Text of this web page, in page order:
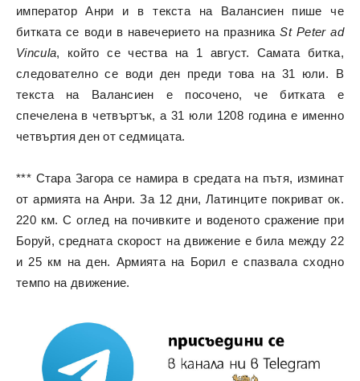
император Анри и в текста на Валансиен пише че
битката се води в навечерието на празникаSt Peter ad
Vincula, който се чества на 1 август. Самата битка,
следователно се води ден преди това на 31 юли. В
текста на Валансиен е посочено, че битката е
спечелена в четвъртък, а 31 юли 1208 година е именно
четвъртия ден от седмицата.
*** Стара Загора се намира в средата на пътя, изминат
от армията на Анри. За 12 дни, Латинците покриват ок.
220 км. С оглед на почивките и воденото сражение при
Боруй, средната скорост на движение е била между 22
и 25 км на ден. Армията на Борил е спазвала сходно
темпо на движение.